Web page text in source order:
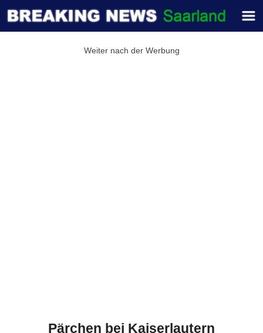
Weiter nach der Werbung
Pärchen bei Kaiserlautern